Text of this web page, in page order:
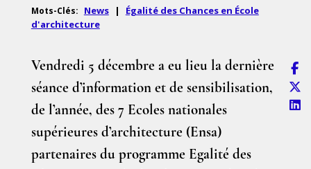
Mots-Clés: News |
Égalité des Chances en École
d'architecture
Vendredi 5 décembre a eu lieu la dernière
séance d’information et de sensibilisation,
de l’année, des 7 Ecoles nationales
supérieures d’architecture (Ensa)
partenaires du programme Egalité des